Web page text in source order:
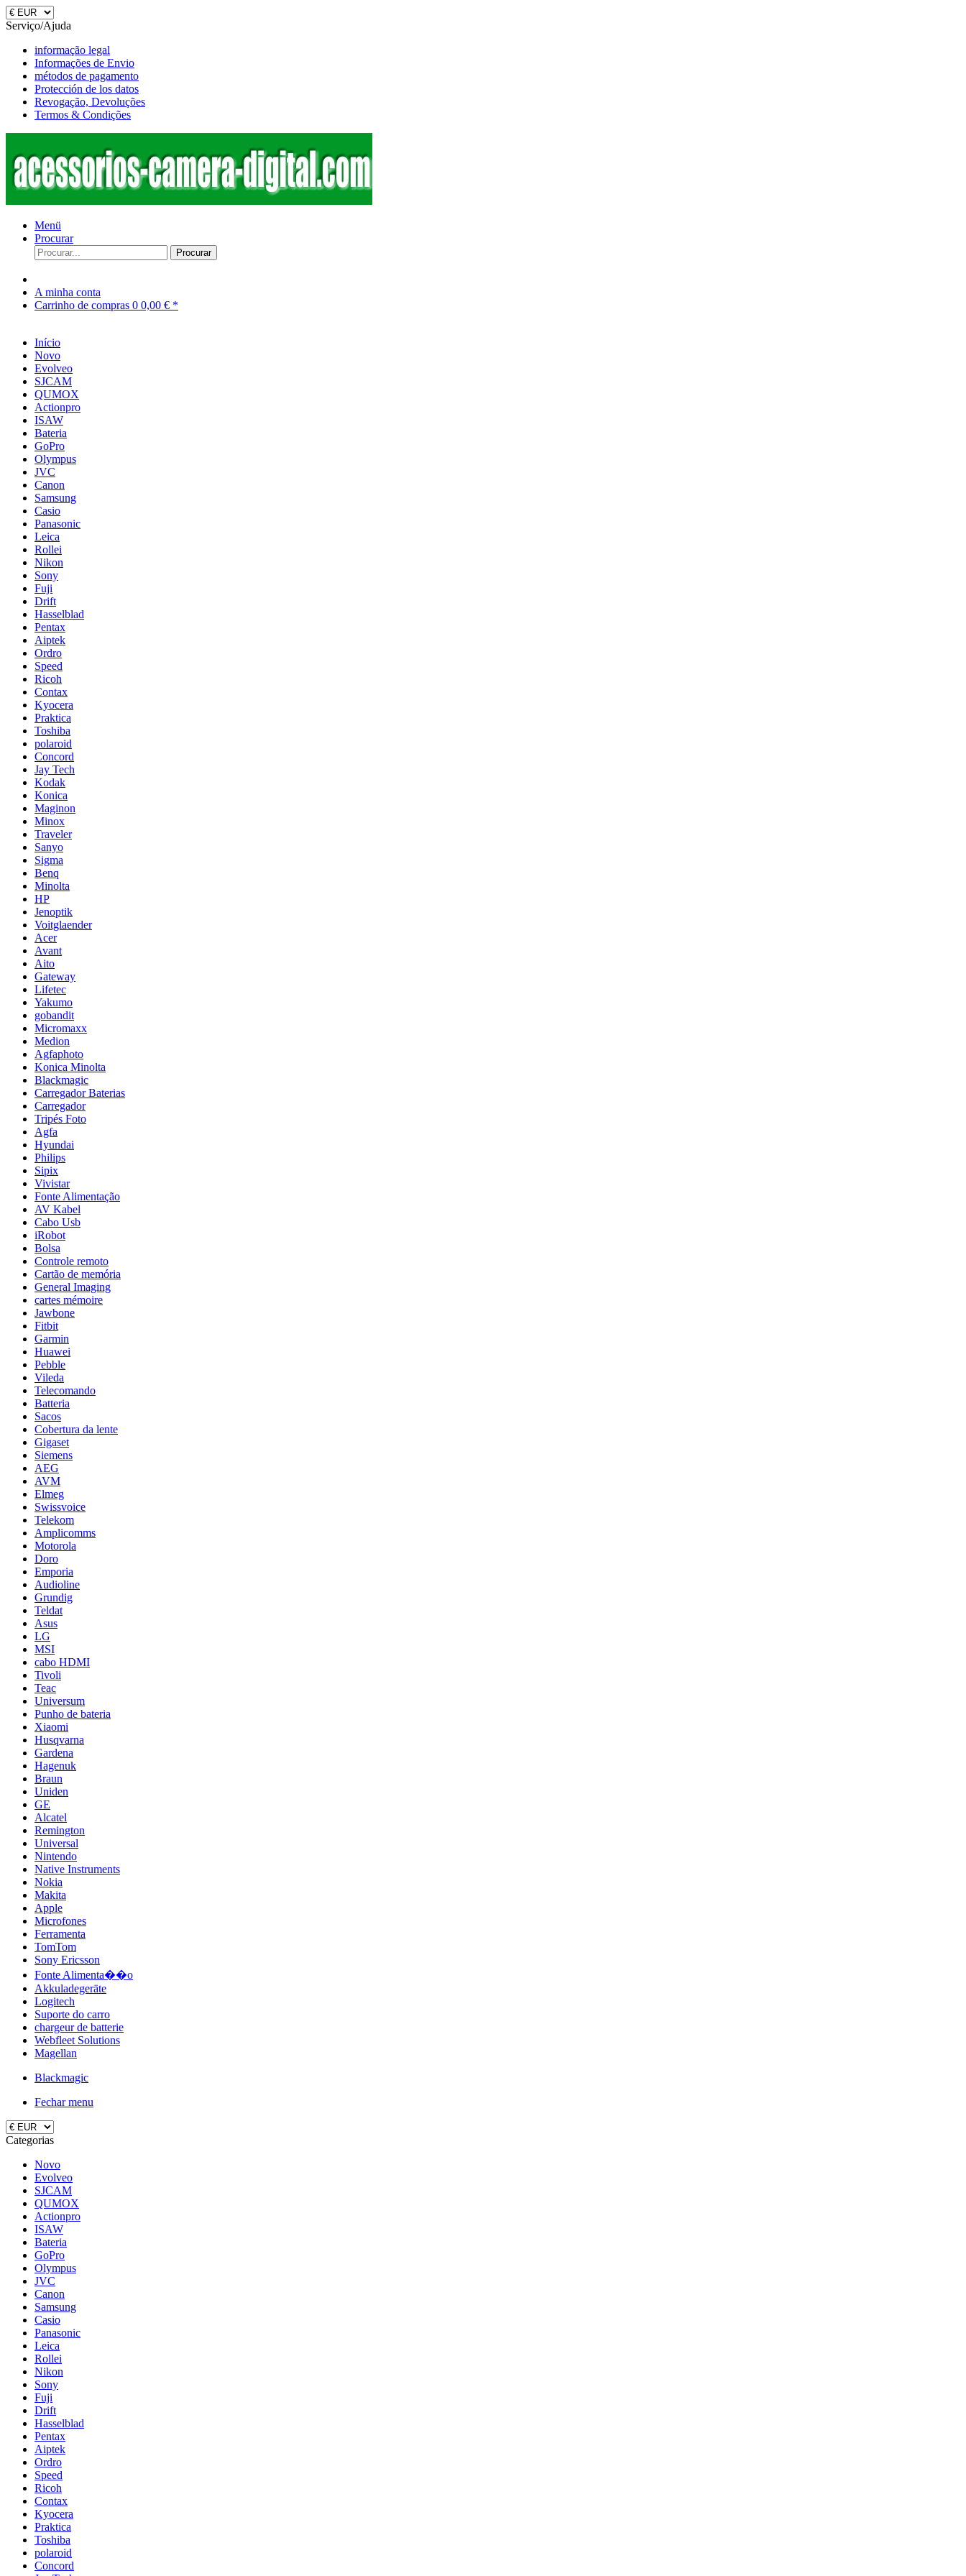
Serviço/Ajuda
informação legal
Informações de Envio
métodos de pagamento
Protección de los datos
Revogação, Devoluções
Termos & Condições
Menü
Procurar
Procurar
A minha conta
Carrinho de compras 0 0,00 € *
Início
Novo
Evolveo
SJCAM
QUMOX
Actionpro
ISAW
Bateria
GoPro
Olympus
JVC
Canon
Samsung
Casio
Panasonic
Leica
Rollei
Nikon
Sony
Fuji
Drift
Hasselblad
Pentax
Aiptek
Ordro
Speed
Ricoh
Contax
Kyocera
Praktica
Toshiba
polaroid
Concord
Jay Tech
Kodak
Konica
Maginon
Minox
Traveler
Sanyo
Sigma
Benq
Minolta
HP
Jenoptik
Voitglaender
Acer
Avant
Aito
Gateway
Lifetec
Yakumo
gobandit
Micromaxx
Medion
Agfaphoto
Konica Minolta
Blackmagic
Carregador Baterias
Carregador
Tripés Foto
Agfa
Hyundai
Philips
Sipix
Vivistar
Fonte Alimentação
AV Kabel
Cabo Usb
iRobot
Bolsa
Controle remoto
Cartão de memória
General Imaging
cartes mémoire
Jawbone
Fitbit
Garmin
Huawei
Pebble
Vileda
Telecomando
Batteria
Sacos
Cobertura da lente
Gigaset
Siemens
AEG
AVM
Elmeg
Swissvoice
Telekom
Amplicomms
Motorola
Doro
Emporia
Audioline
Grundig
Teldat
Asus
LG
MSI
cabo HDMI
Tivoli
Teac
Universum
Punho de bateria
Xiaomi
Husqvarna
Gardena
Hagenuk
Braun
Uniden
GE
Alcatel
Remington
Universal
Nintendo
Native Instruments
Nokia
Makita
Apple
Microfones
Ferramenta
TomTom
Sony Ericsson
Fonte Alimenta��o
Akkuladegeräte
Logitech
Suporte do carro
chargeur de batterie
Webfleet Solutions
Magellan
Blackmagic
Fechar menu
Categorias
Novo
Evolveo
SJCAM
QUMOX
Actionpro
ISAW
Bateria
GoPro
Olympus
JVC
Canon
Samsung
Casio
Panasonic
Leica
Rollei
Nikon
Sony
Fuji
Drift
Hasselblad
Pentax
Aiptek
Ordro
Speed
Ricoh
Contax
Kyocera
Praktica
Toshiba
polaroid
Concord